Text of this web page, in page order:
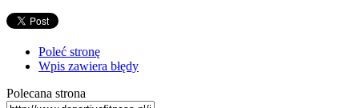
Poleć stronę
Wpis zawiera błędy
Polecana strona